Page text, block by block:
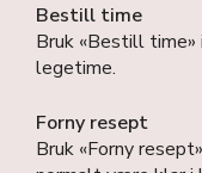
Bestill time
Bruk «Bestill
legetime.
Forny resept
Bruk «Forny